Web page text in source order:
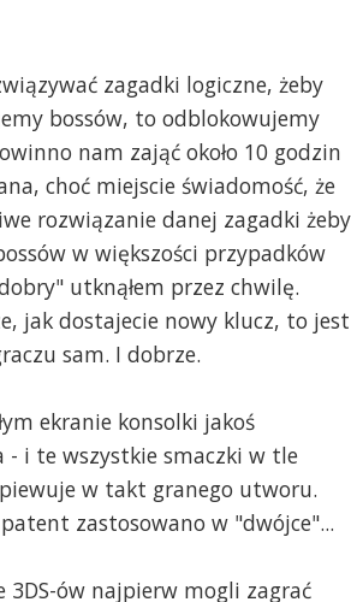
zagadki logiczne, żeby
bossów, to odblokowujemy
nam zająć około 10 godzin
choć miejscie świadomość, że
rozwiązanie danej zagadki żeby
w większości przypadków
utknąłem przez chwilę.
jak dostajecie nowy klucz, to jest
sam. I dobrze.
ekranie konsolki jakoś
- i te wszystkie smaczki w tle
w takt granego utworu.
zastosowano w "dwójce"...
3DS-ów najpierw mogli zagrać